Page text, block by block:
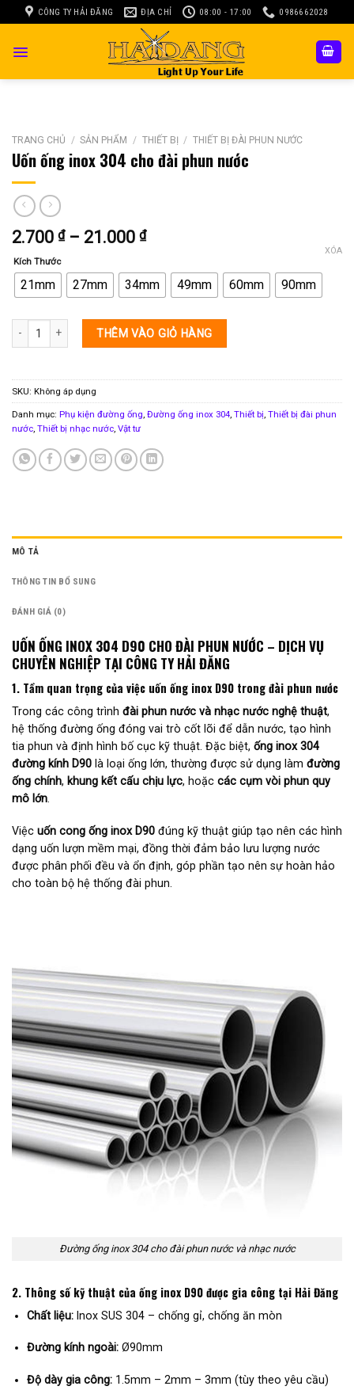
to
CÔNG TY HẢI ĐĂNG ĐỊA CHỈ 08:00 - 17:00 0986662028
TRANG CHỦ / SẢN PHẨM / THIẾT BỊ / THIẾT BỊ ĐÀI PHUN NƯỚC
Uốn ống inox 304 cho đài phun nước
2.700 ₫ – 21.000 ₫Khoảng
từ
2.700 ₫
đến
21.000 ₫
Kích Thước
21mm 27mm 34mm 49mm 60mm 90mm
XÓA
Uốn ống inox 304 cho đài phun nước số lượng
THÊM VÀO GIỎ HÀNG
SKU: Không áp dụng
Danh mục: Phụ kiện đường ống Đường ống inox 304 Thiết bị Thiết bị đài phun
nước Thiết bị nhạc nước Vật tư
MÔ TẢ
THÔNG TIN BỔ SUNG
ĐÁNH GIÁ (0)
UỐN ỐNG INOX 304 D90 CHO ĐÀI PHUN NƯỚC – DỊCH VỤ
CHUYÊN NGHIỆP TẠI CÔNG TY HẢI ĐĂNG
1. Tầm quan trọng của việc uốn ống inox D90 trong đài phun nước
Trong các công trình đài phun nước và nhạc nước nghệ thuật,
hệ thống đường ống đóng vai trò cốt lõi để dẫn nước, tạo hình
tia phun và định hình bố cục kỹ thuật. Đặc biệt, ống inox 304
đường kính D90 là loại ống lớn, thường được sử dụng làm đường
ống chính, khung kết cấu chịu lực, hoặc các cụm vòi phun quy
mô lớn
Việc uốn cong ống inox D90 đúng kỹ thuật giúp tạo nên các hình
dạng uốn lượn mềm mại, đồng thời đảm bảo lưu lượng nước
được phân phối đều và ổn định, góp phần tạo nên sự hoàn hảo
cho toàn bộ hệ thống đài phun.
Đường ống inox 304 cho đài phun nước và nhạc nước
2. Thông số kỹ thuật của ống inox D90 được gia công tại Hải Đăng
Chất liệu:Inox SUS 304 – chống gỉ, chống ăn mòn
Đường kính ngoài:Ø90mm
Độ dày gia công:1.5mm – 2mm – 3mm (tùy theo yêu cầu)